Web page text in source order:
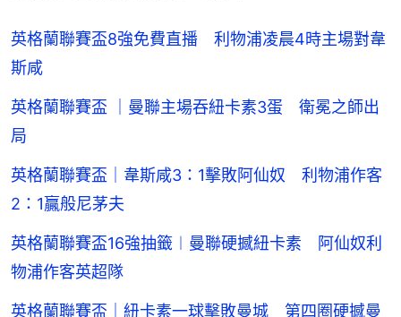
英格蘭聯賽盃8強免費直播 利物浦凌晨4時主場對韋
斯咸
英格蘭聯賽盃 ｜曼聯主場吞紐卡素3蛋 衛冕之師出
局
英格蘭聯賽盃｜韋斯咸3：1擊敗阿仙奴 利物浦作客
2：1贏般尼茅夫
英格蘭聯賽盃16強抽籤︱曼聯硬撼紐卡素 阿仙奴利
物浦作客英超隊
英格蘭聯賽盃｜紐卡素一球擊敗曼城 第四圈硬撼曼